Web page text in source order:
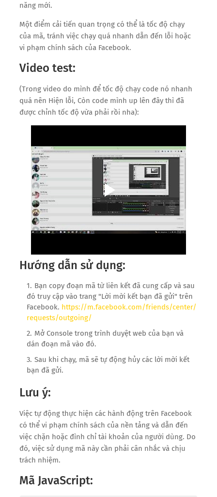
năng mới.
Một điểm cải tiến quan trọng có thể là tốc độ chạy
của mã, tránh việc chạy quá nhanh dẫn đến lỗi hoặc
vi phạm chính sách của Facebook.
Video test:
(Trong video do mình để tốc độ chạy code nó nhanh
quá nên Hiện lỗi, Còn code mình up lên đây thì đã
được chỉnh tốc độ vừa phải rồi nha):
Hướng dẫn sử dụng:
Bạn copy đoạn mã từ liên kết đã cung cấp và sau
đó truy cập vào trang "Lời mời kết bạn đã gửi" trên
Facebook. https://m.facebook.com/friends/center/
requests/outgoing/
Mở Console trong trình duyệt web của bạn và
dán đoạn mã vào đó.
Sau khi chạy, mã sẽ tự động hủy các lời mời kết
bạn đã gửi.
Lưu ý:
Việc tự động thực hiện các hành động trên Facebook
có thể vi phạm chính sách của nền tảng và dẫn đến
việc chặn hoặc đình chỉ tài khoản của người dùng. Do
đó, việc sử dụng mã này cần phải cân nhắc và chịu
trách nhiệm.
Mã JavaScript: